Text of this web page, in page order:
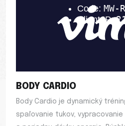
BODY CARDIO
Body Cardio je dynamický
spaľovanie tukov,